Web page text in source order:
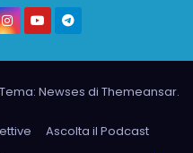
Tema: Newses di Themeansar.
Ascolta il Podcast